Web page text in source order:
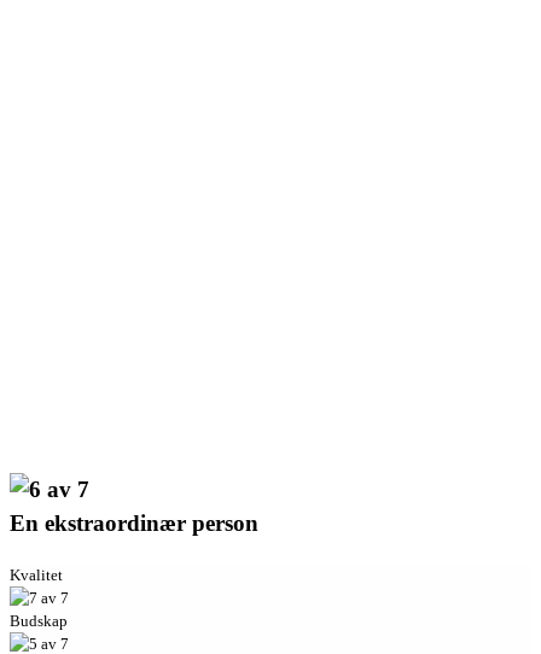
En ekstraordinær person
Kvalitet
Budskap